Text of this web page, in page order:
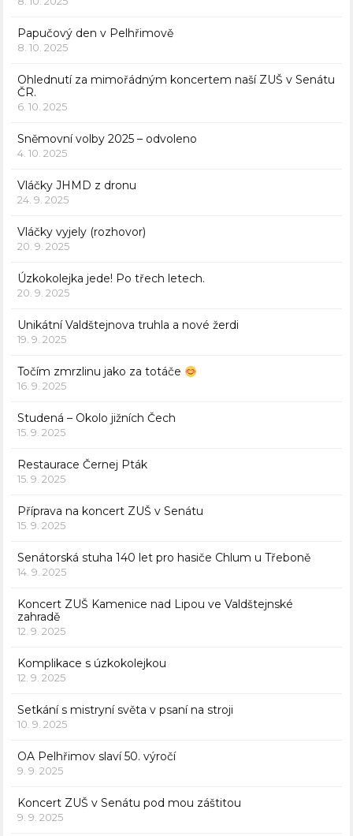
Papučový den v Pelhřimově
8. 10. 2025
Ohlednutí za mimořádným koncertem naší ZUŠ v Senátu
ČR.
6. 10. 2025
Sněmovní volby 2025 – odvoleno
4. 10. 2025
Vláčky JHMD z dronu
24. 9. 2025
Vláčky vyjely (rozhovor)
20. 9. 2025
Úzkokolejka jede! Po třech letech.
20. 9. 2025
Unikátní Valdštejnova truhla a nové žerdi
19. 9. 2025
Točím zmrzlinu jako za totáče
16. 9. 2025
Studená – Okolo jižních Čech
15. 9. 2025
Restaurace Černej Pták
15. 9. 2025
Příprava na koncert ZUŠ v Senátu
15. 9. 2025
Senátorská stuha 140 let pro hasiče Chlum u Třeboně
14. 9. 2025
Koncert ZUŠ Kamenice nad Lipou ve Valdštejnské
zahradě
12. 9. 2025
Komplikace s úzkokolejkou
12. 9. 2025
Setkání s mistryní světa v psaní na stroji
10. 9. 2025
OA Pelhřimov slaví 50. výročí
9. 9. 2025
Koncert ZUŠ v Senátu pod mou záštitou
9. 9. 2025